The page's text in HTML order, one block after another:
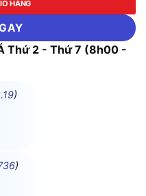
HÀNG
Thứ 2 - Thứ 7 (8h00 -
)
)